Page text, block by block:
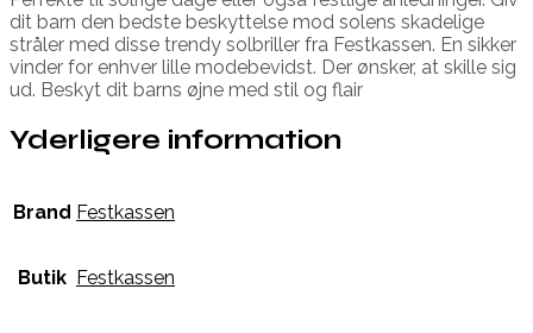
dit barn den bedste beskyttelse mod solens skadelige
stråler med disse trendy solbriller fra Festkassen. En sikker
vinder for enhver lille modebevidst. Der ønsker, at skille sig
ud. Beskyt dit barns øjne med stil og flair
Yderligere information
Brand Festkassen
Butik Festkassen